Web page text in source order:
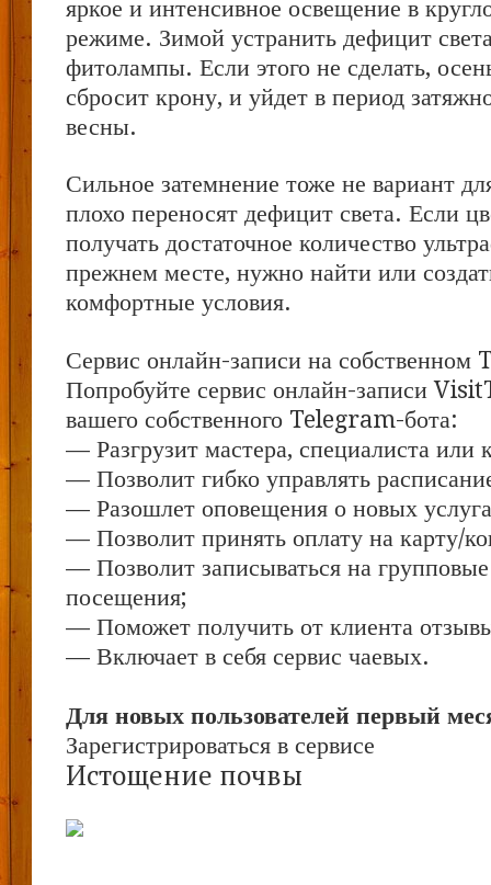
яркое и интенсивное освещение в
режиме. Зимой устранить дефицит
фитолампы. Если этого не сделать,
сбросит крону, и уйдет в период
весны.
Сильное затемнение тоже не вариант
плохо переносят дефицит света. Если
получать достаточное количество
прежнем месте, нужно найти или
комфортные условия.
Сервис онлайн-записи на собственном
Попробуйте сервис онлайн-записи
вашего собственного Telegram-бота:
— Разгрузит мастера, специалиста или
— Позволит гибко управлять
— Разошлет оповещения о новых
— Позволит принять оплату на карту/
— Позволит записываться на
посещения;
— Поможет получить от клиента
— Включает в себя сервис чаевых.
Для новых пользователей первый
Зарегистрироваться в сервисе
Истощение почвы